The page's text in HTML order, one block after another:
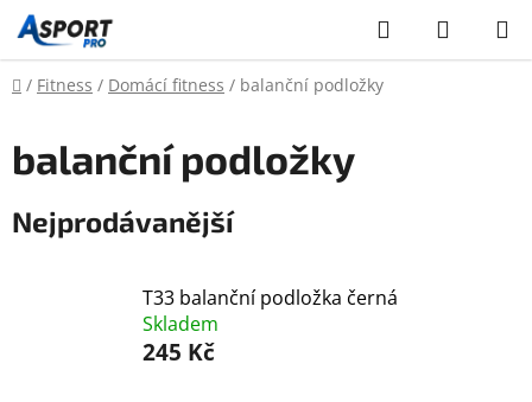
Přejít
na
obsah
Hledat
KOŠÍK
Domů
/ Fitness / Domácí fitness / balanční podložky
balanční podložky
Nejprodávanější
T33 balanční podložka černá
Skladem
245 Kč